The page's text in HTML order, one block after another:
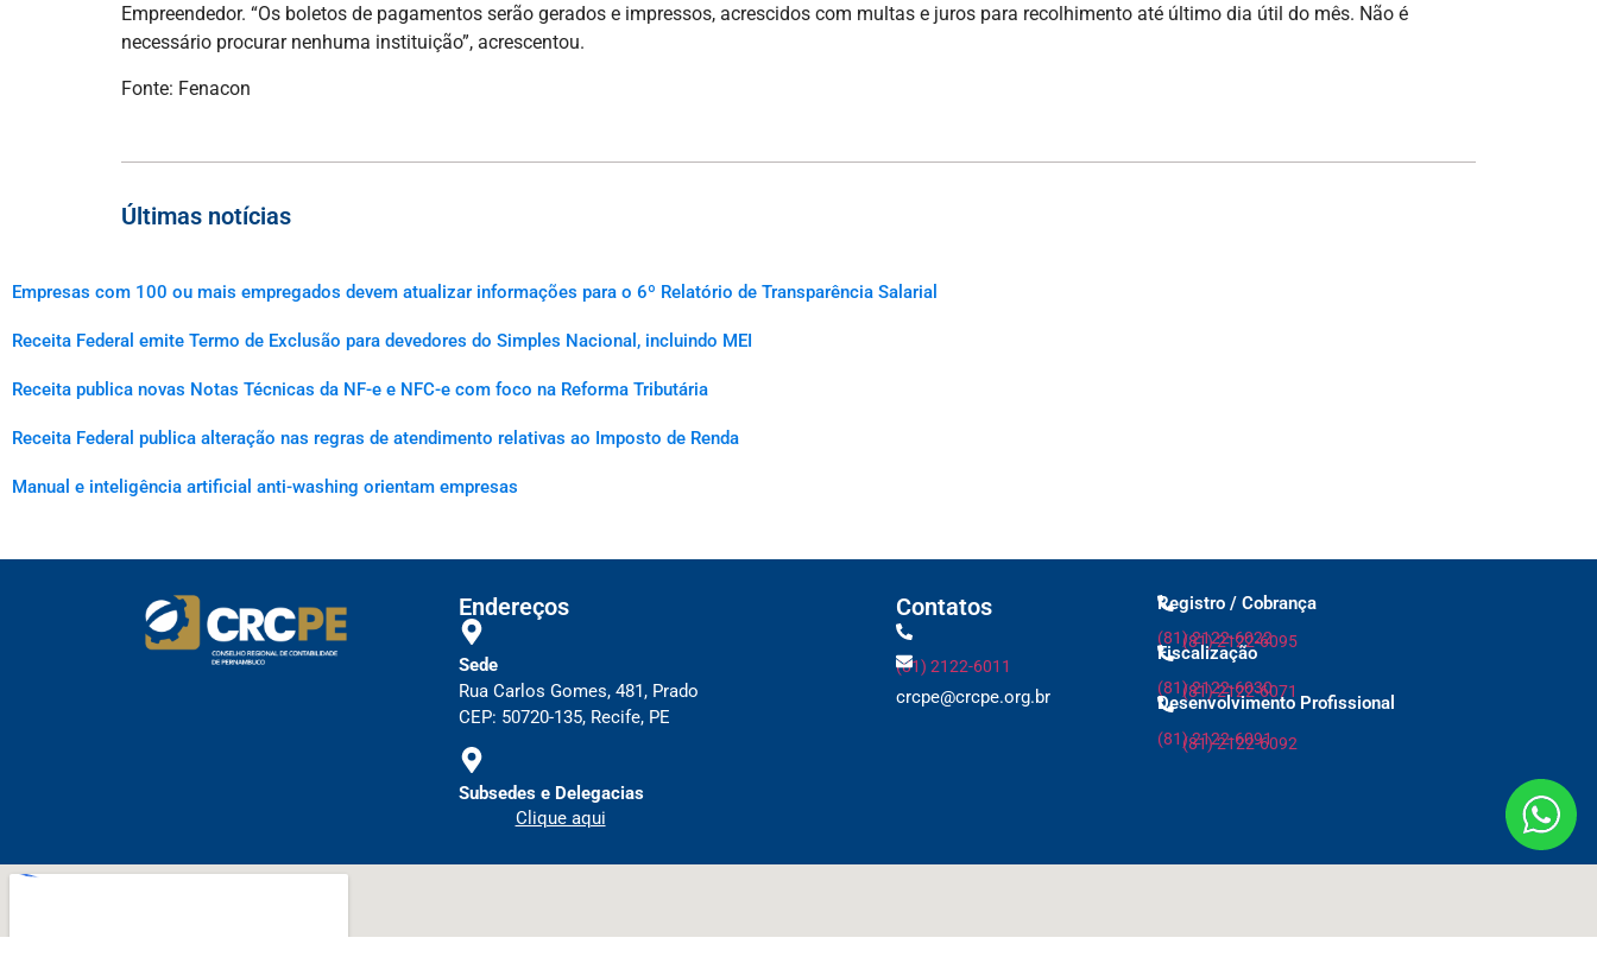
Empreendedor. “Os boletos de pagamentos serão gerados e impressos, acrescidos com multas e juros para recolhimento até último dia útil do mês. Não é
necessário procurar nenhuma instituição”, acrescentou.
Fonte: Fenacon
Últimas notícias
Empresas com 100 ou mais empregados devem atualizar informações para o 6º Relatório de Transparência Salarial
Receita Federal emite Termo de Exclusão para devedores do Simples Nacional, incluindo MEI
Receita publica novas Notas Técnicas da NF-e e NFC-e com foco na Reforma Tributária
Receita Federal publica alteração nas regras de atendimento relativas ao Imposto de Renda
Manual e inteligência artificial anti-washing orientam empresas
Endereços
Sede
Rua Carlos Gomes, 481, Prado
CEP: 50720-135, Recife, PE
Subsedes e Delegacias
Clique aqui
Contatos
(81) 2122-6011
crcpe@crcpe.org.br
Registro / Cobrança
(81) 2122-6022
(81) 2122-6095
Fiscalização
(81) 2122-6030
(81) 2122-6071
Desenvolvimento Profissional
(81) 2122-6091
(81) 2122-6092